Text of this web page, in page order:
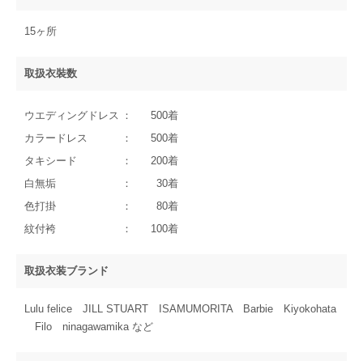
15ヶ所
取扱衣裝数
ウエディングドレス
500着
カラードレス
500着
タキシード
200着
白無垢
30着
色打掛
80着
紋付袴
100着
取扱衣装ブランド
Lulu felice JILL STUART ISAMUMORITA Barbie Kiyokohata
Filo ninagawamika など